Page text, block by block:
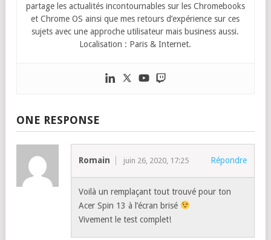
partage les actualités incontournables sur les Chromebooks
et Chrome OS ainsi que mes retours d’expérience sur ces
sujets avec une approche utilisateur mais business aussi.
Localisation : Paris & Internet.
ONE RESPONSE
Romain juin 26, 2020, 17:25 Répondre
Voilà un remplaçant tout trouvé pour ton
Acer Spin 13 à l’écran brisé
Vivement le test complet!